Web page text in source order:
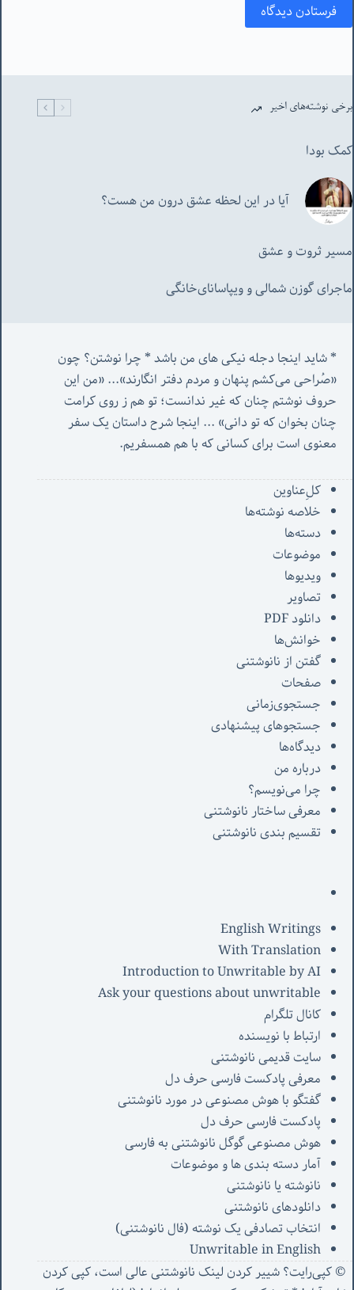
فرستادن دیدگاه
برخی نوشته‌های اخیر
کمک بودا
آیا در این لحظه عشق درون من هست؟
مسیر ثروت و عشق
ماجرای گوزن شمالی و‌ ویپاسانای‌خانگی
«صُراحی می‌کشم پنهان‌ و مردم‌ دفتر انگارند»... «
چنان بخوان که تو دانی» ...
معنوی است برای کسانی که با هم همسفریم.
کل‌ِعناوین
خلاصه نوشته‌ها
دسته‌ها
موضوعات
ویدیوها
تصاویر
دانلود PDF
خوانش‌ها
گفتن از نانوشتنی
صفحات
جستجوی‌زمانی
جستجوهای پیشنهادی
دیدگاه‌ها
درباره من
چرا می‌نویسم؟
معرفی‌ ساختار نانوشتنی
تقسیم بندی نانوشتنی
English Writings
With Translation
Introduction to Unwritable by AI
Ask your questions about unwritable
کانال تلگرام
ارتباط با نویسنده
سایت قدیمی نانوشتنی
معرفی پادکست فارسی حرف دل
گفتگو با هوش مصنوعی در مورد نانوشتنی
پادکست فارسی حرف دل
هوش مصنوعی گوگل نانوشتنی به فارسی
آمار دسته بندی ها و موضوعات
نانوشته یا نانوشتنی
دانلودهای نانوشتنی
انتخاب تصادفی یک نوشته (فال نانوشتنی)
Unwritable in English
© کپی‌رایت؟ شییر کردن لینک نانوشتنی عالی است، کپی کردن